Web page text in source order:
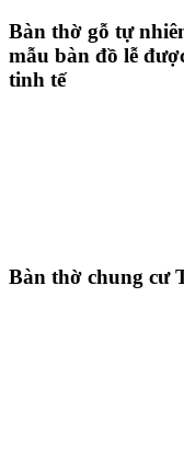
Bàn thờ gỗ tự
mẫu bàn đồ lễ
tinh tế
Bàn thờ chung cư